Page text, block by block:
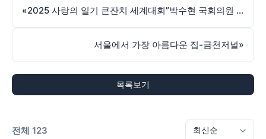
« 2025 사랑의 일기 큰잔치 세계대회”박수현 국회의원 축사 현장!
서울에서 가장 아름다운 집-금천저널»
목록보기
전체 123